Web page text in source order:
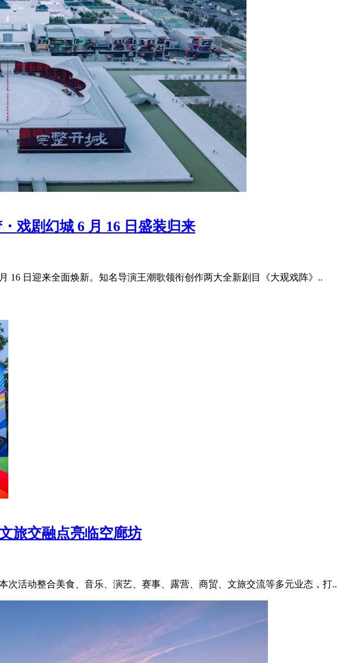
戏剧幻城 6 月 16 日盛装归来
16 日迎来全面焕新。知名导演王潮歌领衔创作两大全新剧目《大观戏阵》..
旅交融点亮临空廊坊
次活动整合美食、音乐、演艺、赛事、露营、商贸、文旅交流等多元业态，打..